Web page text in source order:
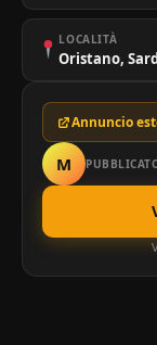
LOCALITÀ
Oristano,
Annuncio
M